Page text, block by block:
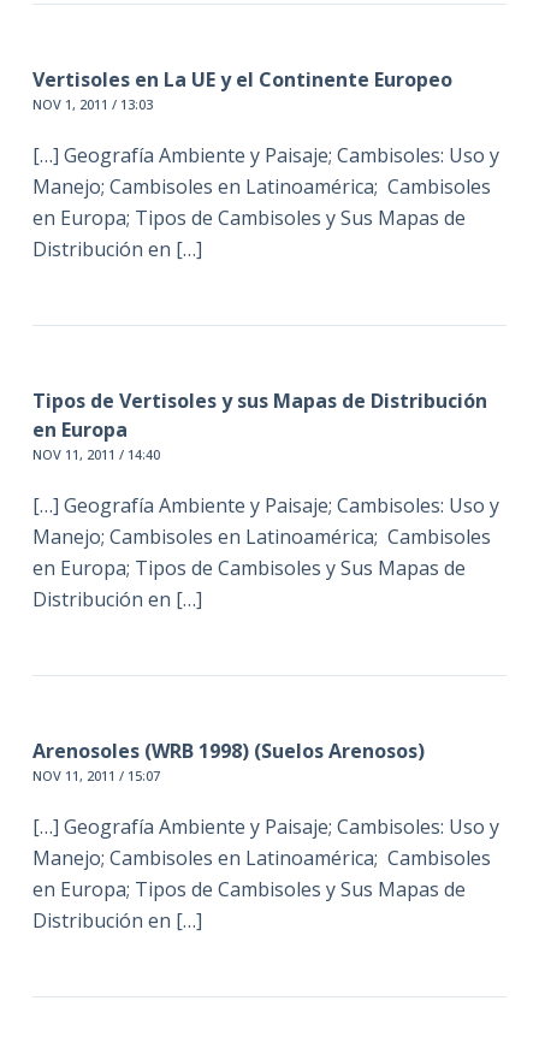
Vertisoles en La UE y el Continente Europeo
NOV 1, 2011 / 13:03
[…] Geografía Ambiente y Paisaje; Cambisoles: Uso y
Manejo; Cambisoles en Latinoamérica; Cambisoles
en Europa; Tipos de Cambisoles y Sus Mapas de
Distribución en […]
Tipos de Vertisoles y sus Mapas de Distribución
en Europa
NOV 11, 2011 / 14:40
[…] Geografía Ambiente y Paisaje; Cambisoles: Uso y
Manejo; Cambisoles en Latinoamérica; Cambisoles
en Europa; Tipos de Cambisoles y Sus Mapas de
Distribución en […]
Arenosoles (WRB 1998) (Suelos Arenosos)
NOV 11, 2011 / 15:07
[…] Geografía Ambiente y Paisaje; Cambisoles: Uso y
Manejo; Cambisoles en Latinoamérica; Cambisoles
en Europa; Tipos de Cambisoles y Sus Mapas de
Distribución en […]